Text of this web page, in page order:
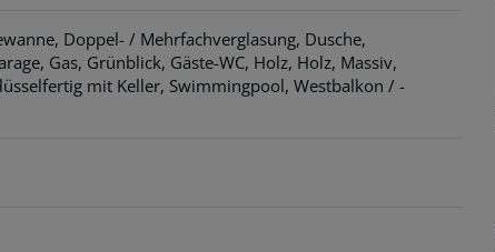
Doppel- / Mehrfachverglasung Dusche
Gas Grünblick Gäste-WC Holz Holz Massiv
mit Keller Swimmingpool Westbalkon / -